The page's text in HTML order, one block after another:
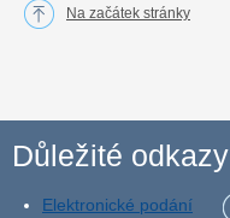
Na začátek stránky
Důležité odkazy
Elektronické podání